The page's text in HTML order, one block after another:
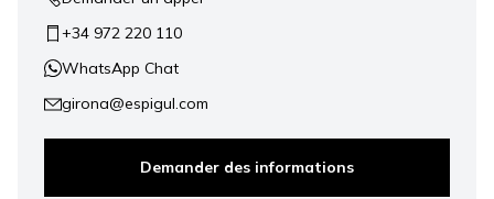
+34 972 220 110
WhatsApp Chat
girona@espigul.com
Demander des informations